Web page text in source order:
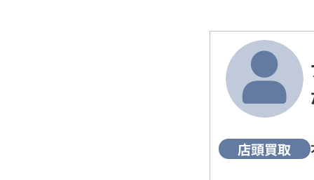
店頭買取